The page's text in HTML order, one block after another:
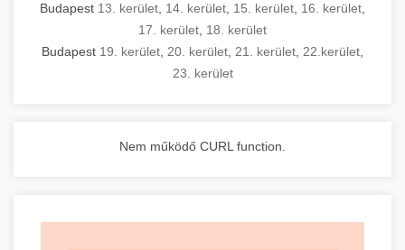
Budapest 13. kerület 14. kerület 15. kerület 16. kerület
17. kerület 18. kerület
Budapest 19. kerület 20. kerület 21. kerület 22.kerület
23. kerület
Nem működő CURL function.